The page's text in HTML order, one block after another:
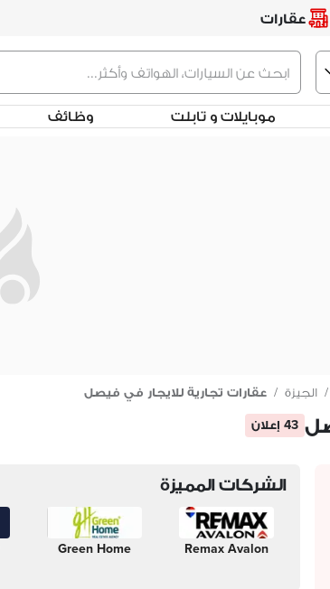
عقارات
موبايلات و تابلت وظائف
/ الجيزة / عقارات تجارية للايجار في فيصل
43 إعلان
الشركات المميزة
Remax Avalon
Green Home